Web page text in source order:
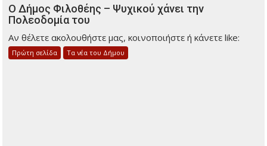
Ο Δήμος Φιλοθέης – Ψυχικού χάνει την
Πολεοδομία του
Αν θέλετε ακολουθήστε μας, κοινοποιήστε ή κάνετε like:
Πρώτη σελίδα Τα νέα του Δήμου